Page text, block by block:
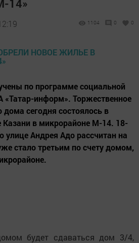
14»
1104 0 0
по программе социальной
«Татар-информ». Торжественное
дома сегодня состоялось в
в микрорайоне М-14. 18-
Андрея Адо рассчитан на
стало третьим по счету домом,
будет сдаваться дом 3/4,